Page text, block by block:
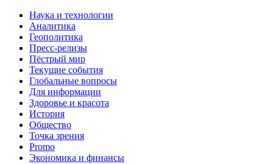
Наука и технологии
Аналитика
Геополитика
Пресс-релизы
Пёстрый мир
Текущие события
Глобальные вопросы
Для информации
Здоровье и красота
История
Общество
Точка зрения
Promo
Экономика и финансы